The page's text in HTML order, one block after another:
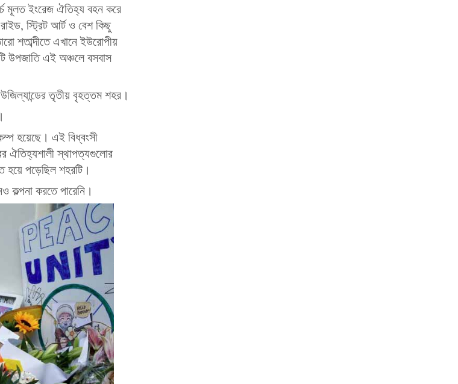
মূলত ইংরেজ ঐতিহ্য বহন করে
স্ট্রিট আর্ট ও বেশ কিছু
শতাব্দীতে এখানে ইউরোপীয়
উপজাতি এই অঞ্চলে বসবাস
তৃতীয় বৃহত্তম শহর।
হয়েছে। এই বিধ্বংসী
ঐতিহ্যশালী স্থাপত্যগুলোর
হয়ে পড়েছিল শহরটি।
কল্পনা করতে পারেনি।